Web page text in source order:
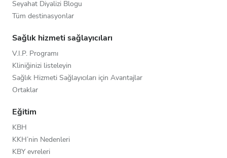
Seyahat Diyalizi Blogu
Tüm destinasyonlar
Sağlık hizmeti sağlayıcıları
V.I.P. Programı
Kliniğinizi listeleyin
Sağlık Hizmeti Sağlayıcıları için Avantajlar
Ortaklar
Eğitim
KBH
KKH’nin Nedenleri
KBY evreleri